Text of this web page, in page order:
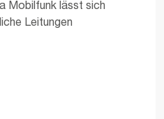
Mobilfunk lässt sich
Leitungen